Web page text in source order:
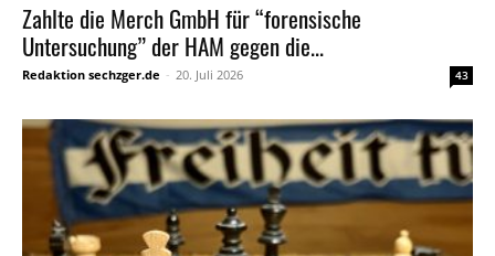
Zahlte die Merch GmbH für “forensische
Untersuchung” der HAM gegen die...
Redaktion sechzger.de - 20. Juli 2026 43